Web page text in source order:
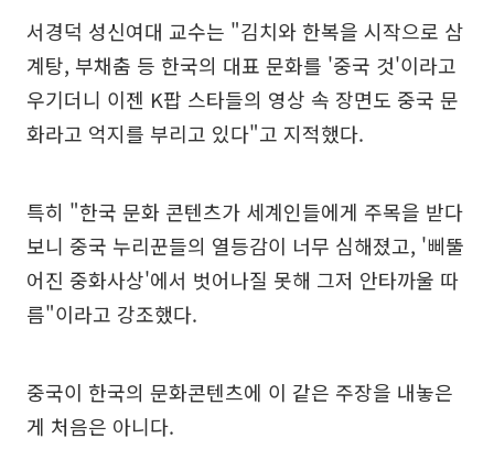
서경덕 성신여대 교수는 "김치와 한복을 시작으로 삼
계탕, 부채춤 등 한국의 대표 문화를 '중국 것'이라고
우기더니 이젠 K팝 스타들의 영상 속 장면도 중국 문
화라고 억지를 부리고 있다"고 지적했다.
특히 "한국 문화 콘텐츠가 세계인들에게 주목을 받다
보니 중국 누리꾼들의 열등감이 너무 심해졌고, '삐뚤
어진 중화사상'에서 벗어나질 못해 그저 안타까울 따
름"이라고 강조했다.
중국이 한국의 문화콘텐츠에 이 같은 주장을 내놓은
게 처음은 아니다.